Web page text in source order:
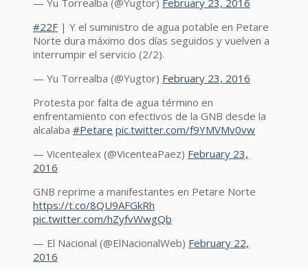
#22F | Y el suministro de agua potable en Petare
Norte dura máximo dos días seguidos y vuelven a
interrumpir el servicio (2/2).
— Yu Torrealba (@Yugtor) February 23, 2016
Protesta por falta de agua término en
enfrentamiento con efectivos de la GNB desde la
alcalaba #Petare pic.twitter.com/f9YMVMv0vw
— Vicentealex (@VicenteaPaez) February 23,
2016
GNB reprime a manifestantes en Petare Norte
https://t.co/8QU9AFGkRh
pic.twitter.com/hZyfvWwgQb
— El Nacional (@ElNacionalWeb) February 22,
2016